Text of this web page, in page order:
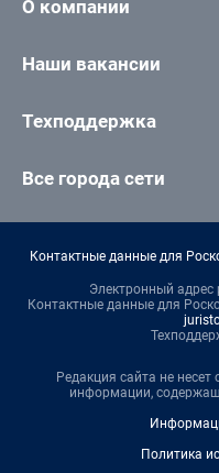
О компании
Наши вакансии
Техподдержка
Все города сети
Контактные данные для
Электронный адрес
Контактные данные для
Редакция сайта не несет
информации,
Политика